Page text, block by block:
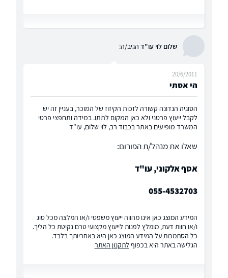
שלום לוי עו"ד הגיב/ה:
הי אסתי
20/6/2011
הסוגיה הנדונה קשורה לזכות הקיזוז של המוכר, בעניין זה יש
לקבל ייעוץ פרטני ולא כאן המקום לתתו. במידה ותחפצי פרטי
המשרד מופיעים באתר בכבוד רב, לוי שלום, עו"ד
שאלו את מנהל/ת הפורום:
אסף אלקוני, עו"ד
055-4532703
המידע המוצג כאן אינו מהווה ייעוץ משפטי ו/או המלצה מכל סוג
ו/או חוות דעת, מומלץ לפנות לייעוץ מקצועי טרם נקיטת כל הליך.
כל הסתמכות על המידע המוצג כאן היא באחריותך בלבד.
הגלישה באתר היא בכפוף לתקנון האתר